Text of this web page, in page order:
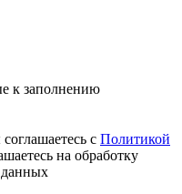
к заполнению
с Политикой
на обработку